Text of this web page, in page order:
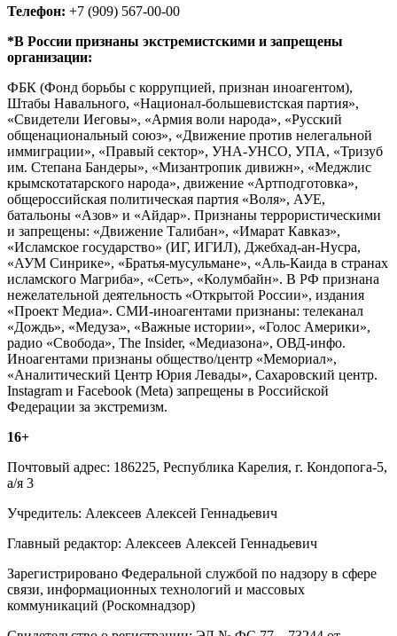
Телефон: +7 (909) 567-00-00
*В России признаны экстремистскими и запрещены
организации:
ФБК (Фонд борьбы с коррупцией, признан иноагентом),
Штабы Навального, «Национал-большевистская партия»,
«Свидетели Иеговы», «Армия воли народа», «Русский
общенациональный союз», «Движение против нелегальной
иммиграции», «Правый сектор», УНА-УНСО, УПА, «Тризуб
им. Степана Бандеры», «Мизантропик дивижн», «Меджлис
крымскотатарского народа», движение «Артподготовка»,
общероссийская политическая партия «Воля», АУЕ,
батальоны «Азов» и «Айдар». Признаны террористическими
и запрещены: «Движение Талибан», «Имарат Кавказ»,
«Исламское государство» (ИГ, ИГИЛ), Джебхад-ан-Нусра,
«АУМ Синрике», «Братья-мусульмане», «Аль-Каида в странах
исламского Магриба», «Сеть», «Колумбайн». В РФ признана
нежелательной деятельность «Открытой России», издания
«Проект Медиа». СМИ-иноагентами признаны: телеканал
«Дождь», «Медуза», «Важные истории», «Голос Америки»,
радио «Свобода», The Insider, «Медиазона», ОВД-инфо.
Иноагентами признаны общество/центр «Мемориал»,
«Аналитический Центр Юрия Левады», Сахаровский центр.
Instagram и Facebook (Metа) запрещены в Российской
Федерации за экстремизм.
16+
Почтовый адрес: 186225, Республика Карелия, г. Кондопога-5,
а/я 3
Учредитель: Алексеев Алексей Геннадьевич
Главный редактор: Алексеев Алексей Геннадьевич
Зарегистрировано Федеральной службой по надзору в сфере
связи, информационных технологий и массовых
коммуникаций (Роскомнадзор)